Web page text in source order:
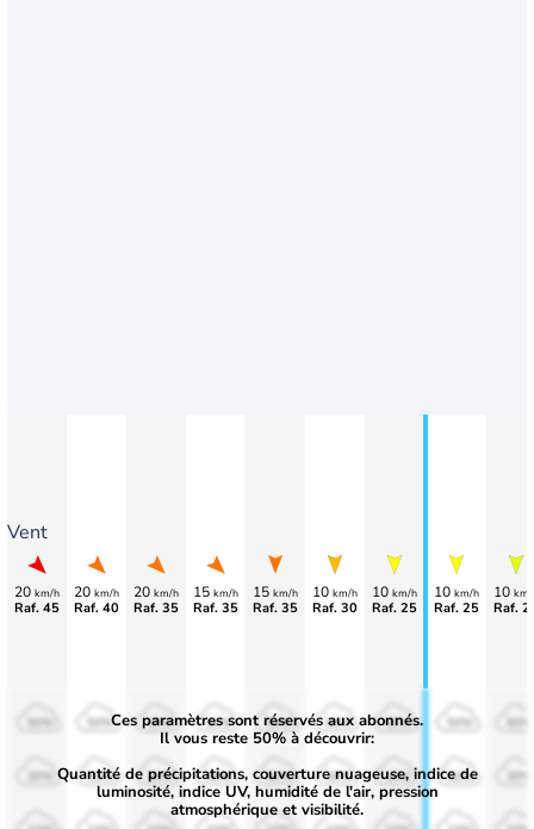
Vent
20 km/h
Raf. 45
20 km/h
Raf. 40
20 km/h
Raf. 35
15 km/h
Raf. 35
15 km/h
Raf. 35
10 km/h
Raf. 30
10 km/h
Raf. 25
10 km/h
Raf. 25
10
Raf.
50%
30%
50%
30%
50%
30%
50%
30%
50%
30%
50%
30%
50%
30%
Ces paramètres sont réservés aux abonnés.
Il vous reste 50% à découvrir:
Quantité de précipitations, couverture nuageuse, indice de
luminosité, indice UV, humidité de l'air, pression
atmosphérique et visibilité.